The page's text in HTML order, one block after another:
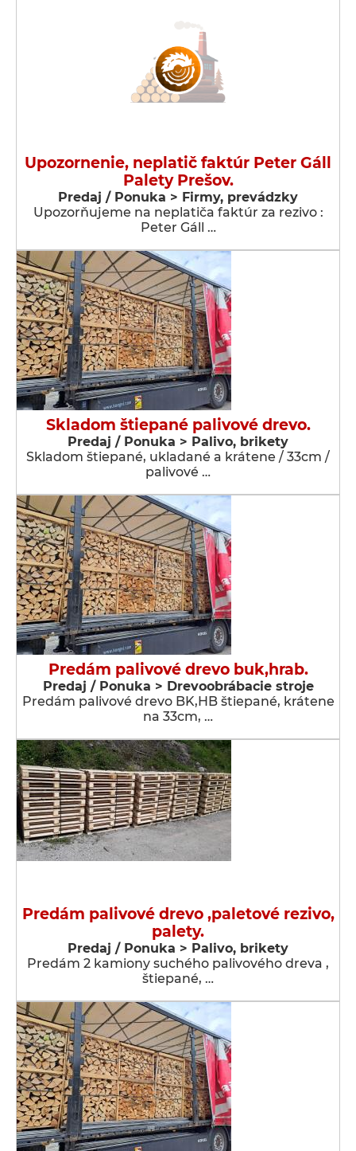
Upozornenie, neplatič faktúr Peter Gáll
Palety Prešov.
Predaj / Ponuka > Firmy, prevádzky
Upozorňujeme na neplatiča faktúr za rezivo :
Peter Gáll …
Skladom štiepané palivové drevo.
Predaj / Ponuka > Palivo, brikety
Skladom štiepané, ukladané a krátene / 33cm /
palivové …
Predám palivové drevo buk,hrab.
Predaj / Ponuka > Drevoobrábacie stroje
Predám palivové drevo BK,HB štiepané, krátene
na 33cm, …
Predám palivové drevo ,paletové rezivo,
palety.
Predaj / Ponuka > Palivo, brikety
Predám 2 kamiony suchého palivového dreva ,
štiepané, …